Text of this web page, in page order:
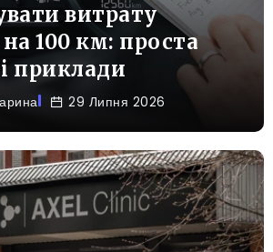
витрату
100 км: проста
приклади
29 Липня 2026